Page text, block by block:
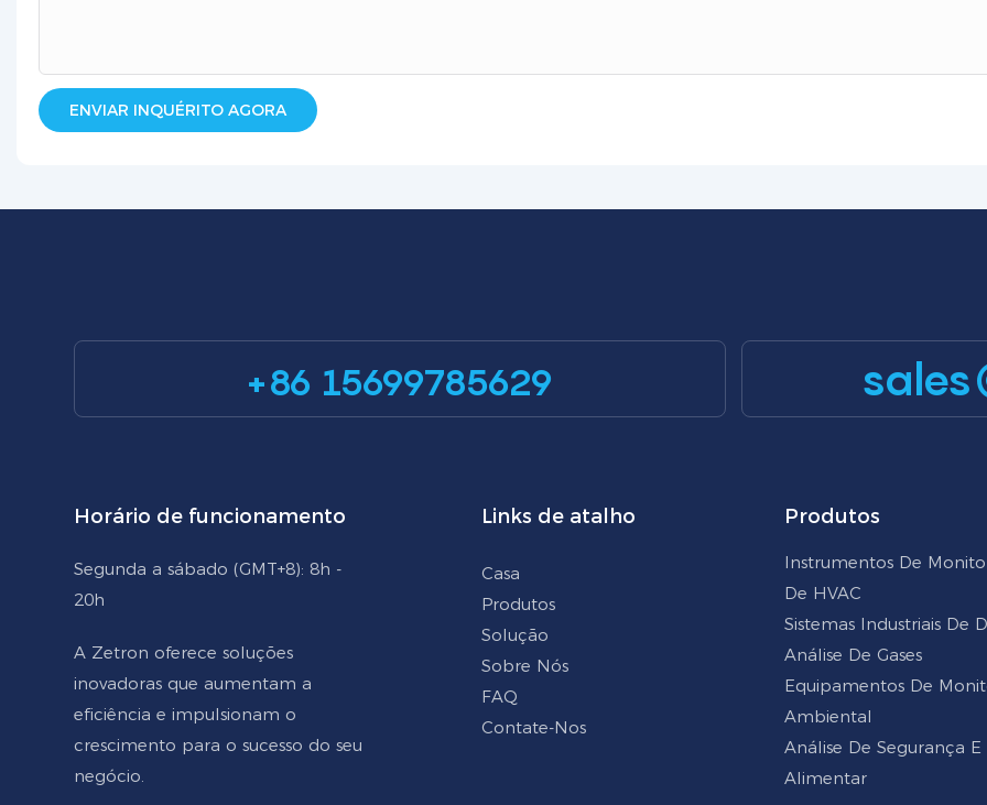
ENVIAR INQUÉRITO AGORA
+86 15699785629
Horário de funcionamento
Segunda a sábado (GMT+8): 8h -
20h
A Zetron oferece soluções
inovadoras que aumentam a
eficiência e impulsionam o
crescimento para o sucesso do seu
negócio.
Links de atalho
Casa
Produtos
Solução
Sobre Nós
FAQ
Contate-Nos
Produtos
Instrumentos De
De HVAC
Sistemas Industriais De
Análise De Gases
Equipamentos De
Ambiental
Análise De Segurança
Alimentar